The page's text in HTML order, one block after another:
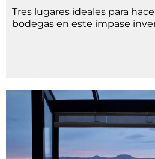
Tres lugares ideales para
bodegas en este impase